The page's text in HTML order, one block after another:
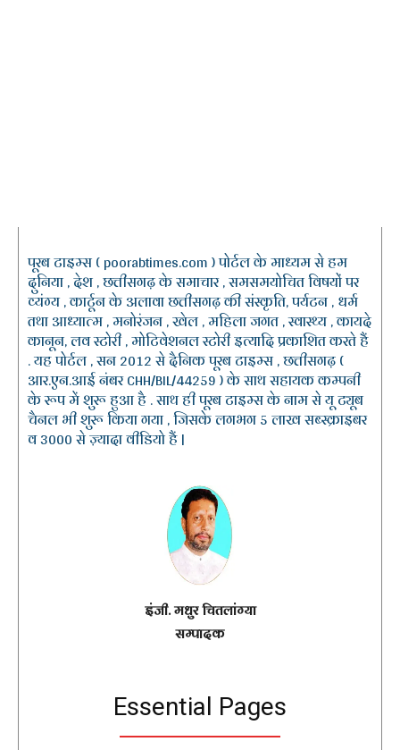
पूरब टाइम्स ( poorabtimes.com ) पोर्टल के माध्यम से हम
दुनिया , देश , छत्तीसगढ़ के समाचार , समसमयोचित विषयों पर
व्यंग्य , कार्टून के अलावा छत्तीसगढ़ की संस्कृति, पर्यटन , धर्म
तथा आध्यात्म , मनोरंजन , खेल , महिला जगत , स्वास्थ्य , कायदे
कानून, लव स्टोरी , मोटिवेशनल स्टोरी इत्यादि प्रकाशित करते हैं
. यह पोर्टल , सन 2012 से दैनिक पूरब टाइम्स , छत्तीसगढ़ (
आर.एन.आई नंबर CHH/BIL/44259 ) के साथ सहायक कम्पनी
के रूप में शुरू हुआ है . साथ ही पूरब टाइम्स के नाम से यू ट्यूब
चैनल भी शुरू किया गया , जिसके लगभग 5 लाख सब्स्क्राइबर
व 3000 से ज़्यादा वीडियो हैं |
इंजी. मधुर चितलांग्या
सम्पादक
Essential Pages